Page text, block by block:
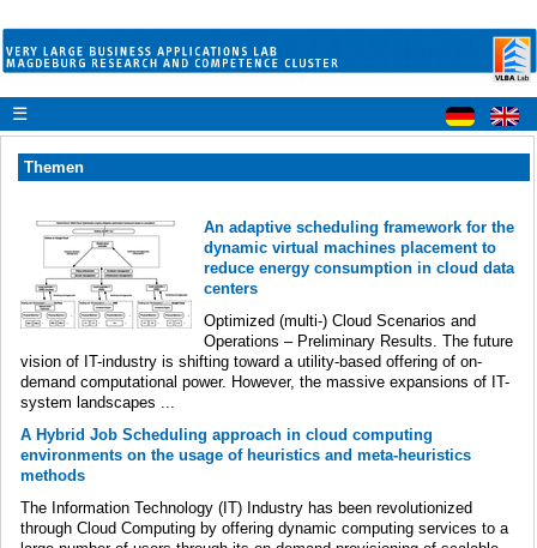
☰
Themen
An adaptive scheduling framework for the
dynamic virtual machines placement to
reduce energy consumption in cloud data
centers
Optimized (multi-) Cloud Scenarios and
Operations – Preliminary Results. The future
vision of IT-industry is shifting toward a utility-based offering of on-
demand computational power. However, the massive expansions of IT-
system landscapes ...
A Hybrid Job Scheduling approach in cloud computing
environments on the usage of heuristics and meta-heuristics
methods
The Information Technology (IT) Industry has been revolutionized
through Cloud Computing by offering dynamic computing services to a